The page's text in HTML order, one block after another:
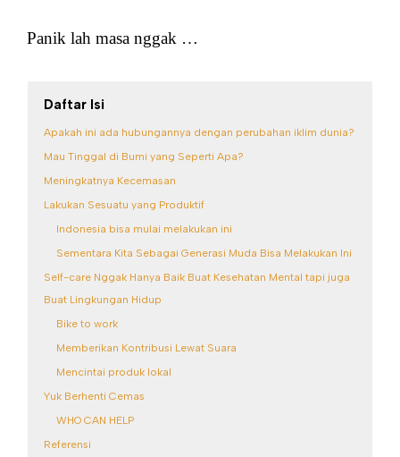
Panik lah masa nggak …
Daftar Isi
Apakah ini ada hubungannya dengan perubahan iklim dunia?
Mau Tinggal di Bumi yang Seperti Apa?
Meningkatnya Kecemasan
Lakukan Sesuatu yang Produktif
Indonesia bisa mulai melakukan ini
Sementara Kita Sebagai Generasi Muda Bisa Melakukan Ini
Self-care Nggak Hanya Baik Buat Kesehatan Mental tapi juga
Buat Lingkungan Hidup
Bike to work
Memberikan Kontribusi Lewat Suara
Mencintai produk lokal
Yuk Berhenti Cemas
WHO CAN HELP
Referensi